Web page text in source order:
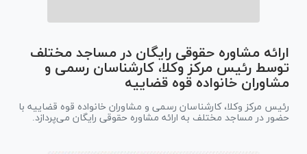
ارائه مشاوره حقوقی رایگان در مساجد مختلف
توسط رئیس مرکز وکلا، کارشناسان رسمی و
مشاوران خانواده قوه قضاییه
رئیس مرکز وکلا، کارشناسان رسمی و مشاوران خانواده قوه قضاییه با
حضور در مساجد مختلف به ارائه مشاوره حقوقی رایگان می‌پردازد.